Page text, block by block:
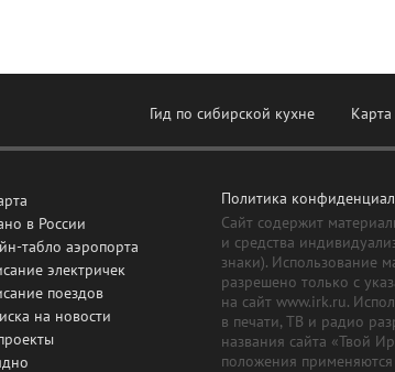
Гид по сибирской кухне
в России
табло аэропорта
электричек
поездов
на новости
Политика
Сайт содержит
и средства
знаки). Использование
разрешено только с
на сайт www.irk.ru.
в печати, ТВ и радио
названия сайта «Твой
положения